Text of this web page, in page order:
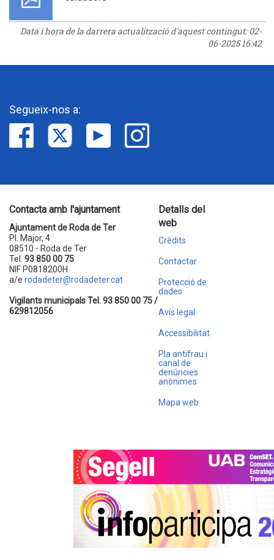
Data i hora de la darrera actualització d'aquest contingut:02-
06-2025 16:42
Segueix-nos a:
Contacta amb l'ajuntament
Ajuntament de Roda de Ter
Pl. Major, 4
08510 - Roda de Ter
Tel. 93 850 00 75
NIF P0818200H
a/e rodadeter@rodadeter.cat
Vigilants municipals Tel. 93 850 00 75 /
629812056
Detalls del
web
Crèdits
Contactar
Protecció de
dades
Avís legal
Accessibilitat
Pla antifrau i
canal de
denúncies
anònimes
Mapa web